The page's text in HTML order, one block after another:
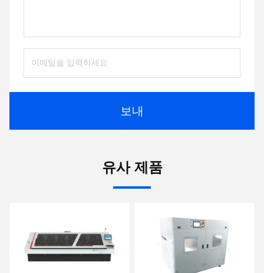
보내
유사 제품